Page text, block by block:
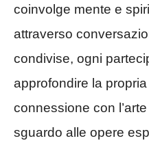
coinvolge mente e
attraverso
condivise, ogni
approfondire la
connessione con
sguardo alle opere